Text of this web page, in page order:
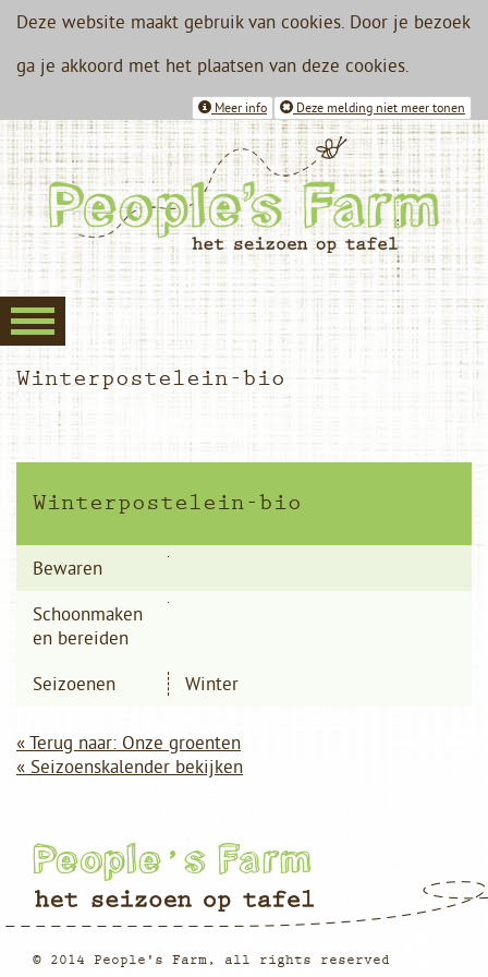
Deze website maakt gebruik van cookies. Door je bezoek
ga je akkoord met het plaatsen van deze cookies.
Deze melding niet meer tonen
Meer info
Winterpostelein-bio
Winterpostelein-bio
Bewaren
Schoonmaken
en bereiden
Seizoenen
Winter
« Terug naar: Onze groenten
« Seizoenskalender bekijken
© 2014 People's Farm, all rights reserved